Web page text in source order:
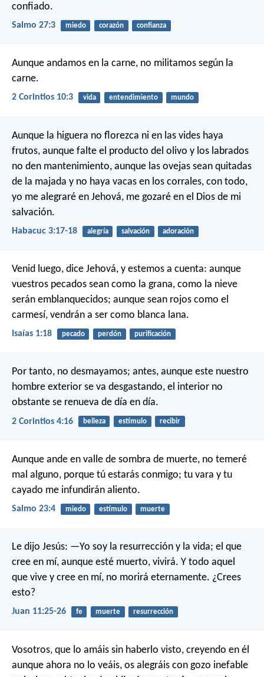
confiado.
Salmo 27:3 miedo corazón confianza
Aunque andamos en la carne, no militamos según la
carne.
2 Corintios 10:3 vida entendimiento mundo
Aunque la higuera no florezca ni en las vides haya
frutos, aunque falte el producto del olivo y los labrados
no den mantenimiento, aunque las ovejas sean quitadas
de la majada y no haya vacas en los corrales, con todo,
yo me alegraré en Jehová, me gozaré en el Dios de mi
salvación.
Habacuc 3:17-18 alegría salvación adoración
Venid luego, dice Jehová, y estemos a cuenta: aunque
vuestros pecados sean como la grana, como la nieve
serán emblanquecidos; aunque sean rojos como el
carmesí, vendrán a ser como blanca lana.
Isaías 1:18 pecado perdón purificación
Por tanto, no desmayamos; antes, aunque este nuestro
hombre exterior se va desgastando, el interior no
obstante se renueva de día en día.
2 Corintios 4:16 belleza estímulo recibir
Aunque ande en valle de sombra de muerte, no temeré
mal alguno, porque tú estarás conmigo; tu vara y tu
cayado me infundirán aliento.
Salmo 23:4 miedo estímulo muerte
Le dijo Jesús: —Yo soy la resurrección y la vida; el que
cree en mí, aunque esté muerto, vivirá. Y todo aquel
que vive y cree en mí, no morirá eternamente. ¿Crees
esto?
Juan 11:25-26 fe muerte resurrección
Vosotros, que lo amáis sin haberlo visto, creyendo en él
aunque ahora no lo veáis, os alegráis con gozo inefable